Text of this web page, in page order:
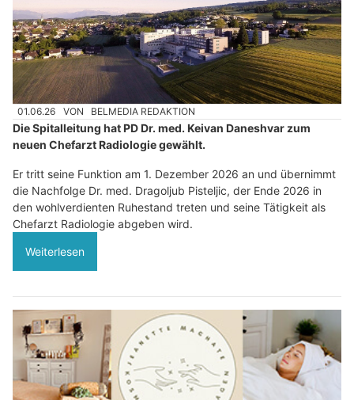
01.06.26 VON BELMEDIA REDAKTION
Die Spitalleitung hat PD Dr. med. Keivan Daneshvar zum
neuen Chefarzt Radiologie gewählt.
Er tritt seine Funktion am 1. Dezember 2026 an und übernimmt
die Nachfolge Dr. med. Dragoljub Pisteljic, der Ende 2026 in
den wohlverdienten Ruhestand treten und seine Tätigkeit als
Chefarzt Radiologie abgeben wird.
Weiterlesen